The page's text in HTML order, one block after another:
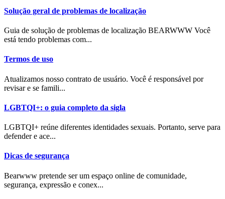
Solução geral de problemas de localização
Guia de solução de problemas de localização BEARWWW Você
está tendo problemas com...
Termos de uso
Atualizamos nosso contrato de usuário. Você é responsável por
revisar e se famili...
LGBTQI+: o guia completo da sigla
LGBTQI+ reúne diferentes identidades sexuais. Portanto, serve para
defender e ace...
Dicas de segurança
Bearwww pretende ser um espaço online de comunidade,
segurança, expressão e conex...